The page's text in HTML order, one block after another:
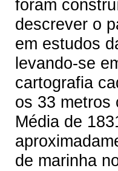
foram
descrever o
em estudos
levando-se
cartografia
os 33 metros
Média de
de marinha